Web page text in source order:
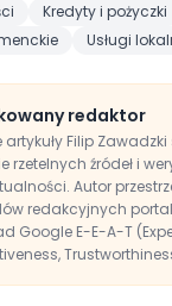
Kredyty i pożyczki
Usługi
redaktor
artykuły Filip
rzetelnych źródeł i
Autor
redakcyjnych
Google E-E-A-T